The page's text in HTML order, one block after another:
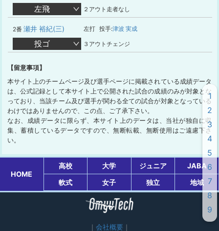
左飛 ２アウト走者なし
2番 瀬井 裕紀(三) 左打 投手:津波 実成
投ゴ ３アウトチェンジ
【留意事項】
本サイト上のチームページ及び選手ページに掲載されている成績データ
は、公式記録として本サイト上で公開された試合の成績のみが対象とな
っており、当該チーム及び選手が関わる全ての試合が対象となっている
わけではありませんので、この点、ご了承下さい。
なお、成績データに限らず、本サイト上のデータは、当社が独自に収
集、蓄積しているデータですので、無断転載、無断使用はご遠慮下さ
い。
HOME
高校 大学 ジュニア
JABA
軟式
女子 独立 地域
会社概要
1
2
3
4
5
6
7
8
9